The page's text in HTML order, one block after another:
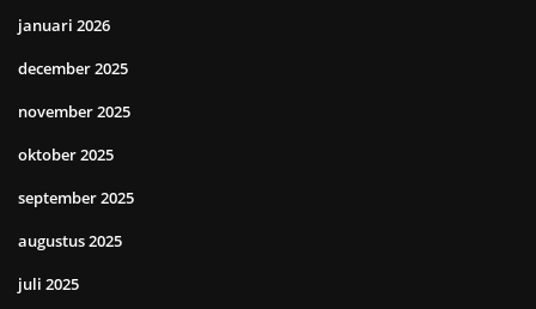
januari 2026
december 2025
november 2025
oktober 2025
september 2025
augustus 2025
juli 2025